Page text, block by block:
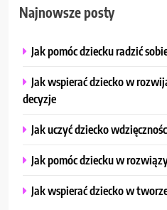
Najnowsze posty
Jak pomóc dziecku radzić
Jak wspierać dziecko w
decyzje
Jak uczyć dziecko
Jak pomóc dziecku w
Jak wspierać dziecko w